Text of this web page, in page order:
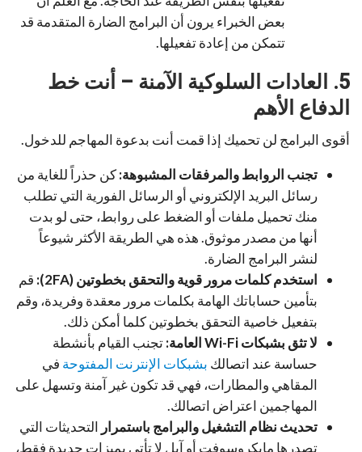
بعض الخبراء يرون أن البرامج الضارة المتقدمة قد
تتمكن من إعادة تفعيلها.
5. العادات السلوكية الآمنة – أنت خط
الدفاع الأهم
أقوى البرامج لن تحميك إذا قمت أنت بدعوة المهاجم للدخول.
تجنب الروابط والمرفقات المشبوهة:كن حذراً للغاية من
رسائل البريد الإلكتروني أو الرسائل الفورية التي تطلب
منك تحميل ملفات أو الضغط على روابط، حتى لو بدت
أنها من مصدر موثوق. هذه هي الطريقة الأكثر شيوعاً
لنشر البرامج الضارة.
استخدم كلمات مرور قوية والتحقق بخطوتين (2FA):
قم
بتأمين حساباتك الهامة بكلمات مرور معقدة وفريدة، وقم
بتفعيل خاصية التحقق بخطوتين كلما أمكن ذلك.
لا تثق بشبكات Wi-Fi العامة:
تجنب القيام بأنشطة
حساسة عند اتصالك بشبكات الإنترنت المفتوحة في
المقاهي والمطارات، فهي قد تكون غير آمنة وتسهل على
المهاجمين اعتراض اتصالك.
تحديث نظام التشغيل والبرامج باستمرار التحديثات التي
تصدرها مايكروسوفت أو آبل لا تأتي بميزات جديدة فقط،